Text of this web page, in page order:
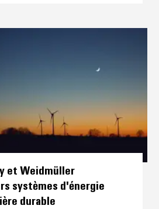
et Weidmüller
systèmes d'énergie
durable